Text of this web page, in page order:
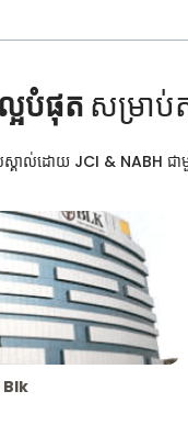
ល្អបំផុត សម្រាប់
ស្គាល់ដោយ JCI & NABH ជា
Blk